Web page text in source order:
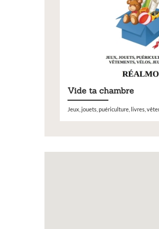
Vide ta chambre
Jeux, jouets, puériculture, livres,
Vous
exposition